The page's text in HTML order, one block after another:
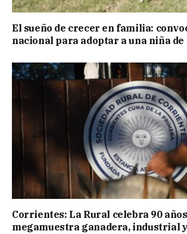
El sueño de crecer en familia:
nacional para adoptar a una niña
Corrientes: La Rural celebra 90
megamuestra ganadera, industrial